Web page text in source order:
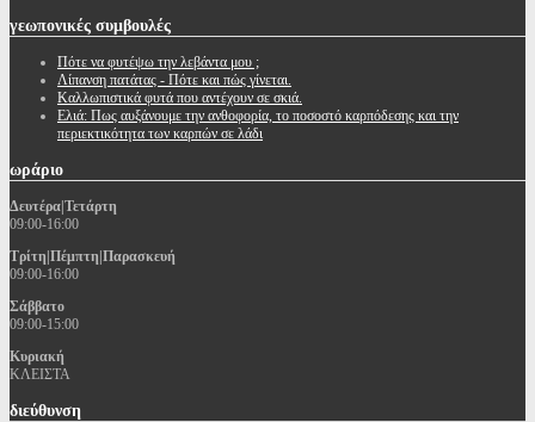
γεωπονικές συμβουλές
Πότε να φυτέψω την λεβάντα μου ;
Λίπανση πατάτας - Πότε και πώς γίνεται.
Καλλωπιστικά φυτά που αντέχουν σε σκιά.
Ελιά: Πως αυξάνουμε την ανθοφορία, το ποσοστό καρπόδεσης και την
περιεκτικότητα των καρπών σε λάδι
ωράριο
Δευτέρα|Τετάρτη
09:00-16:00
Τρίτη|Πέμπτη|Παρασκευή
09:00-16:00
Σάββατο
09:00-15:00
Κυριακή
ΚΛΕΙΣΤΑ
διεύθυνση